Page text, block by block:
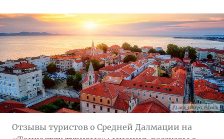
Lara_Uhryn, iStock
Отзывы туристов о Средней Далмации на